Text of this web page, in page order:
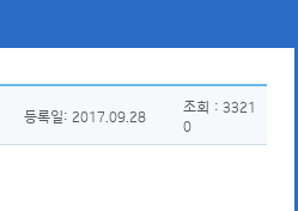
등록일: 2017.09.28
조회 : 3321
0